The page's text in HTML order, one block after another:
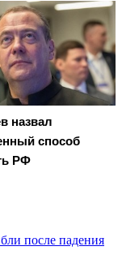
назвал
способ
РФ
после падения